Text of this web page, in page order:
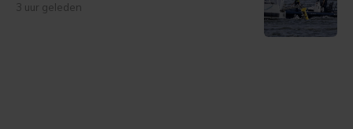
3 uur geleden